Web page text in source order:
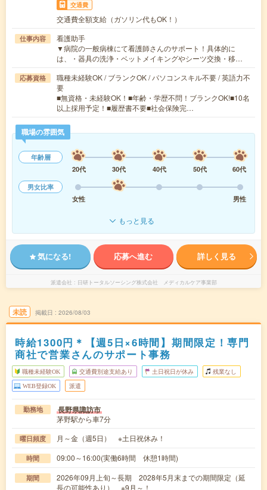
交通費
交通費全額支給（ガソリン代もOK！）
仕事内容
看護助手
▼病院の一般病棟にて看護師さんのサポート！具体的に
は、・器具の洗浄・ベットメイキングやシーツ交換・移…
応募資格
職種未経験OK / ブランクOK / パソコンスキル不要 / 英語力不
要
■無資格・未経験OK！■年齢・学歴不問！ブランクOK!■10名
以上採用予定！■履歴書不要■社会保険完…
職場の雰囲気
年齢層
20代
30代 40代 50代
60代
男女比率
女性
男性
もっと見る
気になる! 応募へ進む 詳しく見る
派遣会社 日研トータルソーシング株式会社 メディカルケア事業部
未読 掲載日 2026/08/03
時給1300円＊【週5日×6時間】期間限定！専門
商社で営業さんのサポート事務
職種未経験OK 交通費別途支給あり 土日祝日が休み 残業なし
WEB登録OK 派遣
勤務地 長野県諏訪市
茅野駅から車7分
曜日頻度 月～金（週5日） ※土日祝休み！
時間 09:00～16:00(実働6時間 休憩1時間)
期間
2026年09月上旬～長期 2028年5月末までの期間限定（延
長の可能性あり） ※9月～！